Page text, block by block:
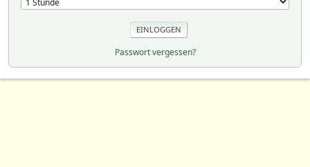
Passwort vergessen?